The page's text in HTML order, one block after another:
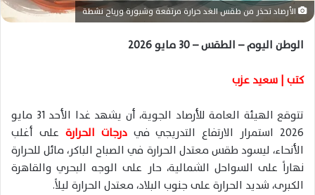
ر
و
ن
ا
الأرصاد تحذر من طقس الغد حرارة مرتفعة وشبورة ورياح نشطة
الوطن اليوم – الطقس – 30 مايو 2026
كتب | سعيد عزب
تتوقع الهيئة العامة للأرصاد الجوية، أن يشهد غدا الأحد 31 مايو
2026 استمرار الارتفاع التدريجي في
درجات الحرارة على أغلب
الأنحاء، ليسود طقس معتدل الحرارة في الصباح الباكر، مائل للحرارة
نهاراً على السواحل الشمالية، حار على الوجه البحري والقاهرة
الكبرى، شديد الحرارة على جنوب البلاد، معتدل الحرارة ليلاً.